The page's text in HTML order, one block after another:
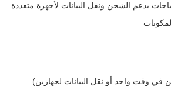
في وقت واحد أو نقل البيانات لجهازين).